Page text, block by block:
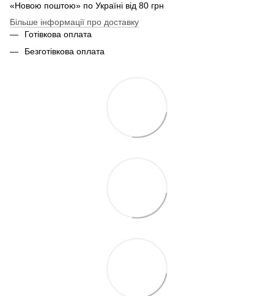
«Новою поштою» по Україні від 80 грн
Більше інформації про доставку
Готівкова оплата
Безготівкова оплата